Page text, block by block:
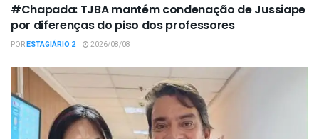
#Chapada: TJBA mantém condenação de Jussiape
por diferenças do piso dos professores
PORESTAGIÁRIO 2 2026/08/08